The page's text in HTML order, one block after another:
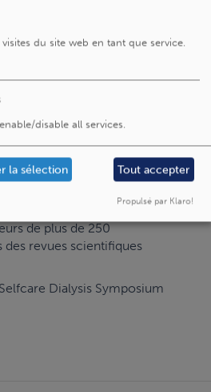
la Société
Dialyse et
l'International Society for
à la recherche clinique en
principal
reconnu dans le
à Domicile
revues scientifiques
de plus de 250
des revues scientifiques
Dialysis Symposium
du site web en tant que service.
disable all services.
la sélection Tout accepter
Propulsé par Klaro!